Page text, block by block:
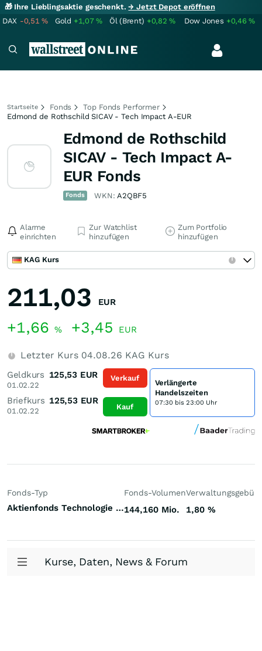
🎁 Ihre Lieblingsaktie geschenkt.→ Jetzt Depot eröffnen
DAX -0,51% Gold +1,07% Öl (Brent) +0,82% Dow Jones +0,46%
Startseite Fonds
Top Fonds Performer
Edmond de Rothschild SICAV - Tech Impact A-EUR
Edmond de Rothschild
SICAV - Tech Impact A-
EUR Fonds
Fonds WKN:A2QBF5
Alarme
einrichten
Zur Watchlist
hinzufügen
Zum Portfolio
hinzufügen
KAG Kurs
211,03 EUR
+1,66 % +3,45 EUR
Letzter Kurs 04.08.26 KAG Kurs
Geldkurs
01.02.22
125,53 EUR
Briefkurs
01.02.22
125,53 EUR
Verkauf
Kauf
Verlängerte
Handelszeiten
07:30 bis 23:00 Uhr
Fonds-Typ
Aktienfonds Technologie Welt
Fonds-Volumen
144,160 Mio. 1,80 %
Kurse, Daten, News & Forum